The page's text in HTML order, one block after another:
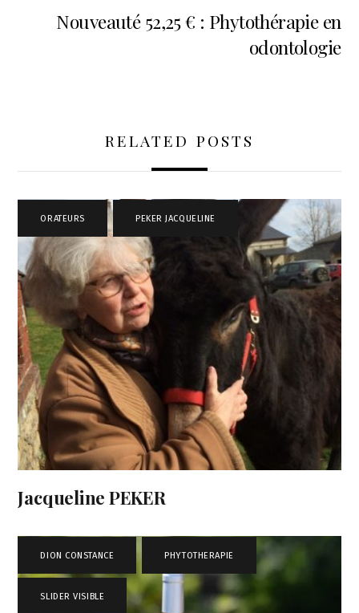
Nouveauté 52,25 € : Phytothérapie en
odontologie
RELATED POSTS
ORATEURS PEKER JACQUELINE
Jacqueline PEKER
DION CONSTANCE PHYTOTHERAPIE
SLIDER VISIBLE